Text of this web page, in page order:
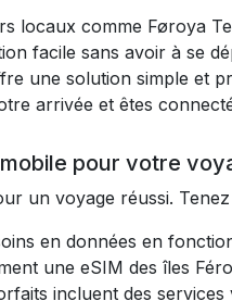
locaux comme Føroya
facile sans avoir à se
une solution simple et
arrivée et êtes
pour votre
un voyage réussi.
en données en
une eSIM des îles
incluent des